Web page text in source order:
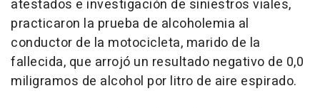
atestados e investigación de siniestros viales,
practicaron la prueba de alcoholemia al
conductor de la motocicleta, marido de la
fallecida, que arrojó un resultado negativo de 0,0
miligramos de alcohol por litro de aire espirado.